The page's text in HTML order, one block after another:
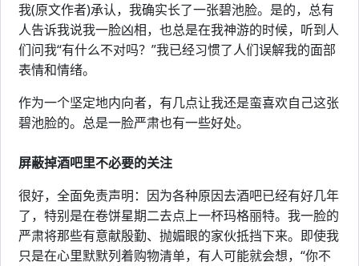
我(原文作者)承认，我确实长了一张碧池脸。是的，总有
人告诉我说我一脸凶相，也总是在我神游的时候，听到人
们问我“有什么不对吗？”我已经习惯了人们误解我的面部
表情和情绪。
作为一个坚定地内向者，有几点让我还是蛮喜欢自己这张
碧池脸的。总是一脸严肃也有一些好处。
屏蔽掉酒吧里不必要的关注
很好，全面免责声明：因为各种原因去酒吧已经有好几年
了，特别是在卷饼星期二去点上一杯玛格丽特。我一脸的
严肃将那些有意献殷勤、抛媚眼的家伙抵挡下来。即使我
只是在心里默默列着购物清单，有人可能就会想，“你不